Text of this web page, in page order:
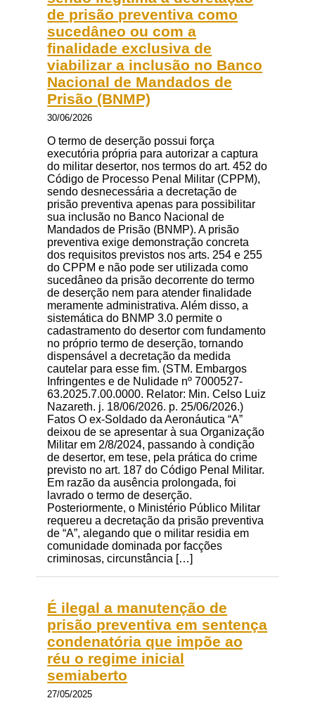
de prisão preventiva como
sucedâneo ou com a
finalidade exclusiva de
viabilizar a inclusão no Banco
Nacional de Mandados de
Prisão (BNMP)
30/06/2026
O termo de deserção possui força
executória própria para autorizar a captura
do militar desertor, nos termos do art. 452 do
Código de Processo Penal Militar (CPPM),
sendo desnecessária a decretação de
prisão preventiva apenas para possibilitar
sua inclusão no Banco Nacional de
Mandados de Prisão (BNMP). A prisão
preventiva exige demonstração concreta
dos requisitos previstos nos arts. 254 e 255
do CPPM e não pode ser utilizada como
sucedâneo da prisão decorrente do termo
de deserção nem para atender finalidade
meramente administrativa. Além disso, a
sistemática do BNMP 3.0 permite o
cadastramento do desertor com fundamento
no próprio termo de deserção, tornando
dispensável a decretação da medida
cautelar para esse fim. (STM. Embargos
Infringentes e de Nulidade nº 7000527-
63.2025.7.00.0000. Relator: Min. Celso Luiz
Nazareth. j. 18/06/2026. p. 25/06/2026.)
Fatos O ex-Soldado da Aeronáutica “A”
deixou de se apresentar à sua Organização
Militar em 2/8/2024, passando à condição
de desertor, em tese, pela prática do crime
previsto no art. 187 do Código Penal Militar.
Em razão da ausência prolongada, foi
lavrado o termo de deserção.
Posteriormente, o Ministério Público Militar
requereu a decretação da prisão preventiva
de “A”, alegando que o militar residia em
comunidade dominada por facções
criminosas, circunstância […]
É ilegal a manutenção de
prisão preventiva em sentença
condenatória que impõe ao
réu o regime inicial
semiaberto
27/05/2025